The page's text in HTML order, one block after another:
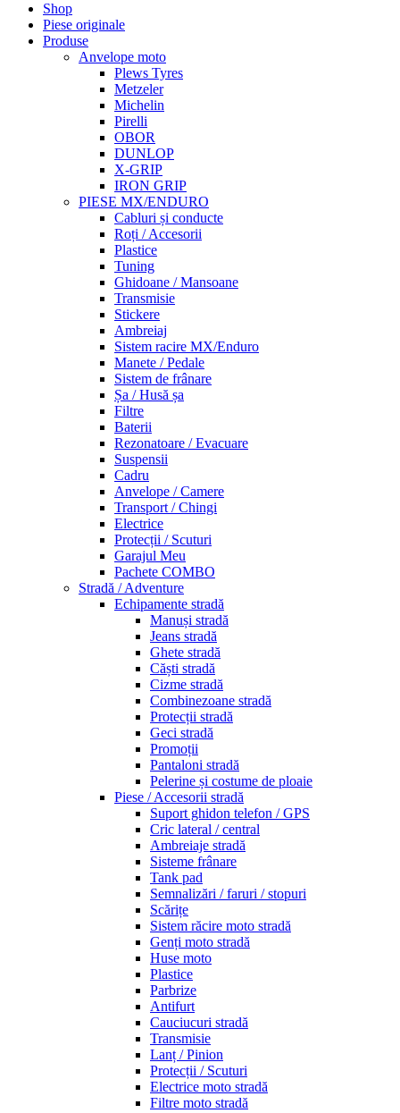
Shop
Piese originale
Produse
Anvelope moto
Plews Tyres
Metzeler
Michelin
Pirelli
OBOR
DUNLOP
X-GRIP
IRON GRIP
PIESE MX/ENDURO
Cabluri și conducte
Roți / Accesorii
Plastice
Tuning
Ghidoane / Mansoane
Transmisie
Stickere
Ambreiaj
Sistem racire MX/Enduro
Manete / Pedale
Sistem de frânare
Șa / Husă șa
Filtre
Baterii
Rezonatoare / Evacuare
Suspensii
Cadru
Anvelope / Camere
Transport / Chingi
Electrice
Protecții / Scuturi
Garajul Meu
Pachete COMBO
Stradă / Adventure
Echipamente stradă
Manuși stradă
Jeans stradă
Ghete stradă
Căști stradă
Cizme stradă
Combinezoane stradă
Protecții stradă
Geci stradă
Promoții
Pantaloni stradă
Pelerine și costume de ploaie
Piese / Accesorii stradă
Suport ghidon telefon / GPS
Cric lateral / central
Ambreiaje stradă
Sisteme frânare
Tank pad
Semnalizări / faruri / stopuri
Scărițe
Sistem răcire moto stradă
Genți moto stradă
Huse moto
Plastice
Parbrize
Antifurt
Cauciucuri stradă
Transmisie
Lanț / Pinion
Protecții / Scuturi
Electrice moto stradă
Filtre moto stradă